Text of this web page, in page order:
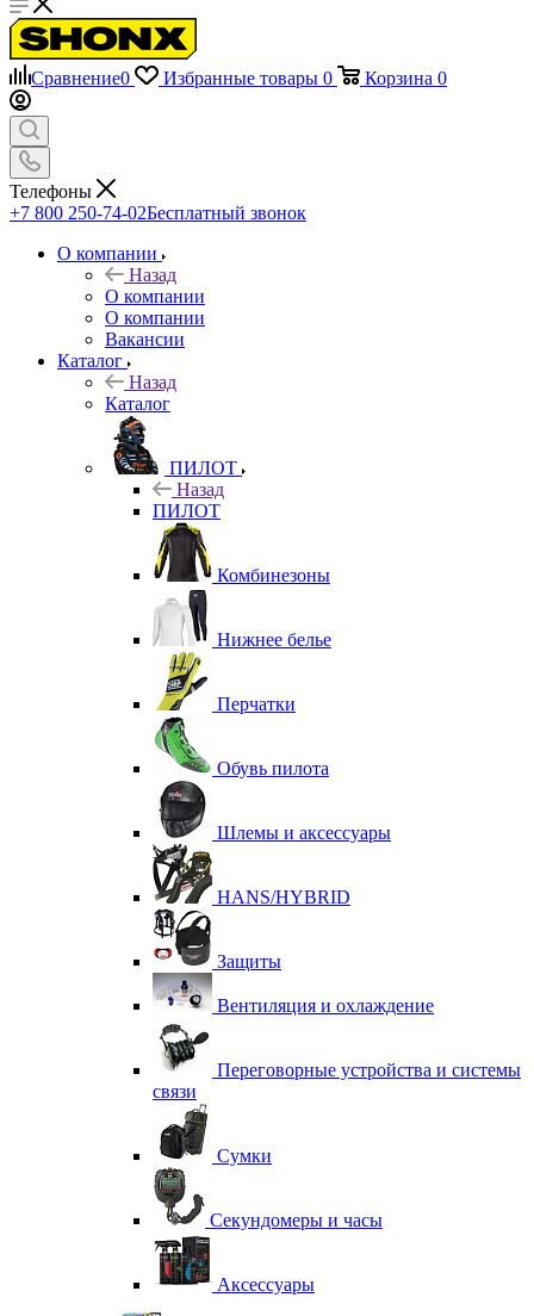
Сравнение0 Избранные товары 0 Корзина 0
Телефоны
+7 800 250-74-02Бесплатный звонок
О компании
Назад
О компании
О компании
Вакансии
Каталог
Назад
Каталог
ПИЛОТ
Назад
ПИЛОТ
Комбинезоны
Нижнее белье
Перчатки
Обувь пилота
Шлемы и аксессуары
HANS/HYBRID
Защиты
Вентиляция и охлаждение
Переговорные устройства и системы
связи
Сумки
Секундомеры и часы
Аксессуары